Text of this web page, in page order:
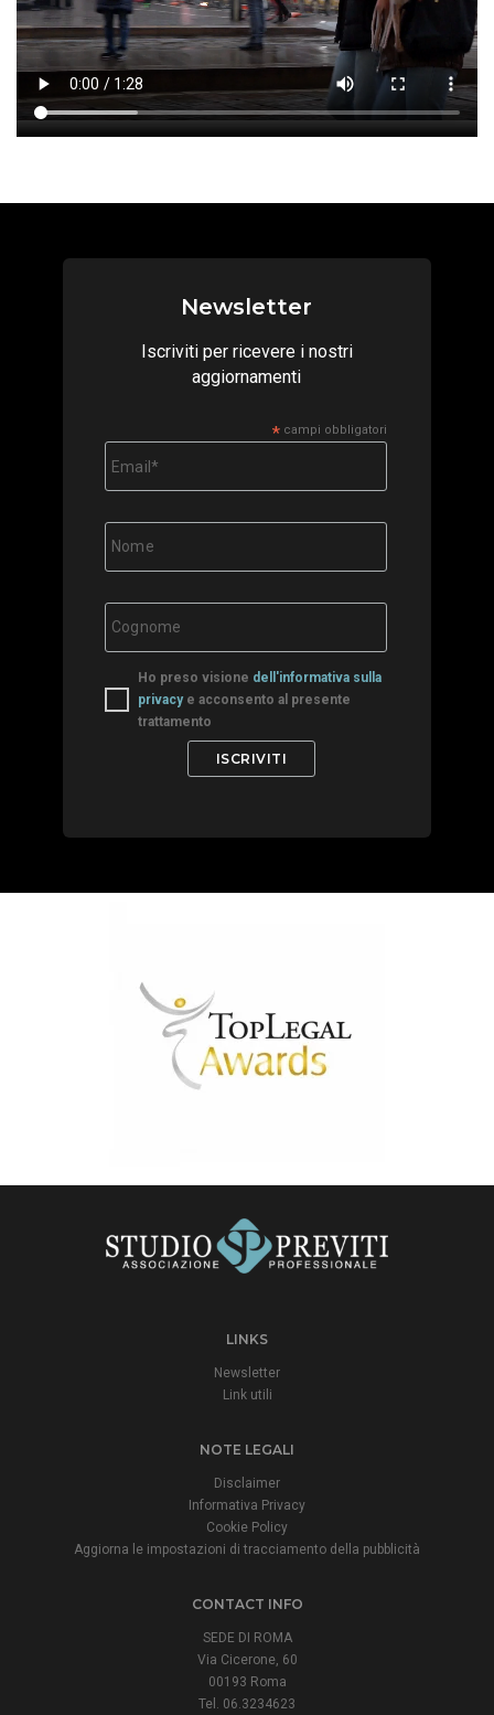
Newsletter
Iscriviti per ricevere i nostri
aggiornamenti
*campi obbligatori
Ho preso visione dell'informativa sulla
privacye acconsento al presente
trattamento
LINKS
Newsletter
Link utili
NOTE LEGALI
Disclaimer
Informativa Privacy
Cookie Policy
Aggiorna le impostazioni di tracciamento della pubblicità
CONTACT INFO
SEDE DI ROMA
Via Cicerone, 60
00193 Roma
Tel. 06.3234623